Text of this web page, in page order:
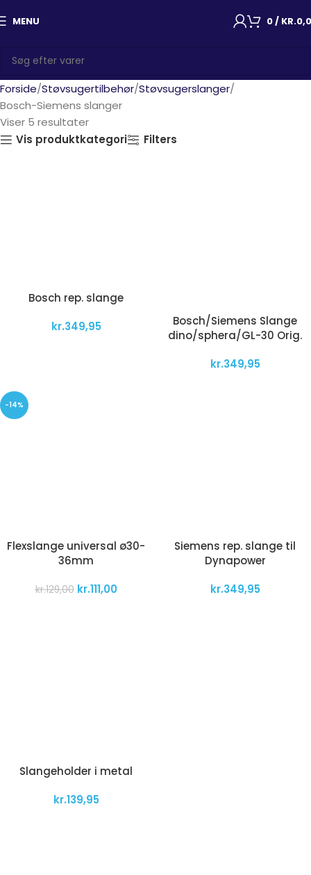
MENU 0/ KR.
Forside Støvsugertilbehør Støvsugerslanger
Bosch-Siemens slanger
Viser 5 resultater
Vis produktkategori
Filters
Bosch rep. slange
kr.349,95
Bosch/Siemens Slange
dino/sphera/GL-30 Orig.
kr.349,95
-14%
Flexslange universal ø30-
36mm
kr.129,00 kr.111,00
Siemens rep. slange til
Dynapower
kr.349,95
Slangeholder i metal
kr.139,95